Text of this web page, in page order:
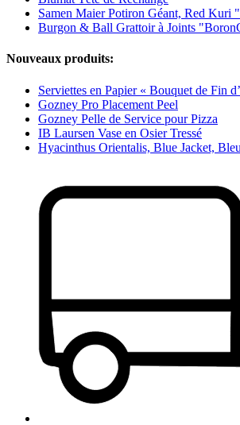
Samen Maier Potiron Géant, Red
Burgon & Ball Grattoir à Joints
Nouveaux produits:
Serviettes en Papier « Bouquet de Fin
Gozney Pro Placement Peel
Gozney Pelle de Service pour Pizza
IB Laursen Vase en Osier Tressé
Hyacinthus Orientalis, Blue Jacket,